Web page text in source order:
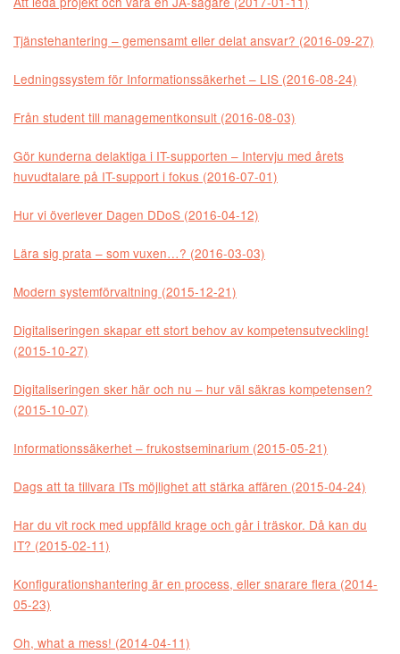
Tjänstehantering – gemensamt eller delat ansvar? (2016-09-27)
Ledningssystem för Informationssäkerhet – LIS (2016-08-24)
Från student till managementkonsult (2016-08-03)
Gör kunderna delaktiga i IT-supporten – Intervju med årets
huvudtalare på IT-support i fokus (2016-07-01)
Hur vi överlever Dagen DDoS (2016-04-12)
Lära sig prata – som vuxen…? (2016-03-03)
Modern systemförvaltning (2015-12-21)
Digitaliseringen skapar ett stort behov av kompetensutveckling!
(2015-10-27)
Digitaliseringen sker här och nu – hur väl säkras kompetensen?
(2015-10-07)
Informationssäkerhet – frukostseminarium (2015-05-21)
Dags att ta tillvara ITs möjlighet att stärka affären (2015-04-24)
Har du vit rock med uppfälld krage och går i träskor. Då kan du
IT? (2015-02-11)
Konfigurationshantering är en process, eller snarare flera (2014-
05-23)
Oh, what a mess! (2014-04-11)